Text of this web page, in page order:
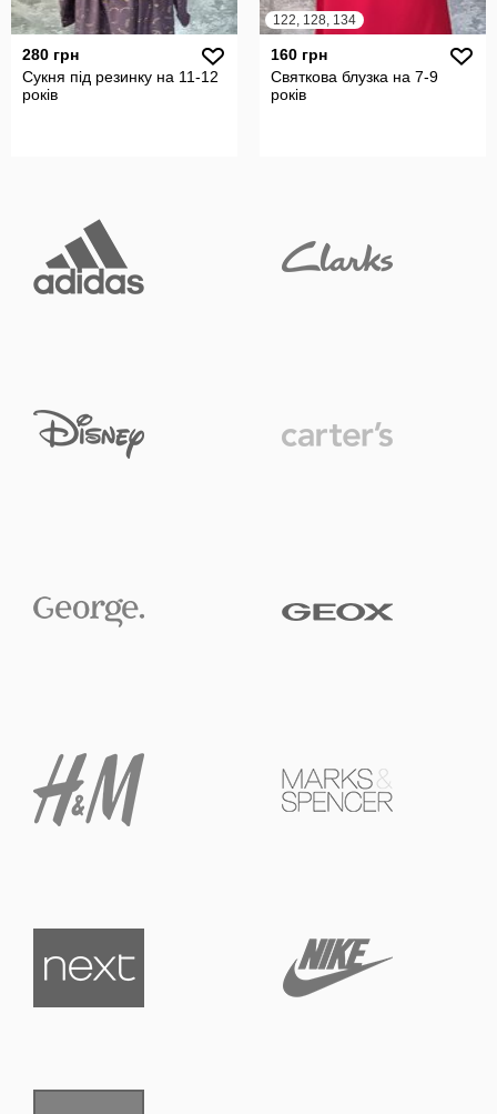
280 грн
Сукня під резинку на 11-12
років
122, 128, 134
160 грн
Святкова блузка на 7-9
років